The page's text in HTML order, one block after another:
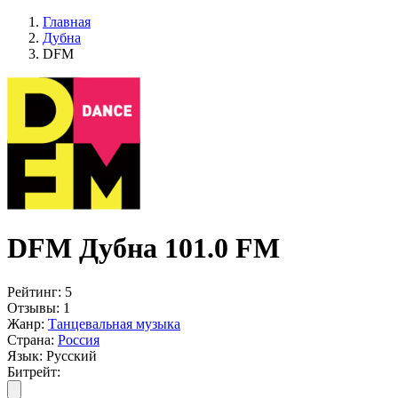
Главная
Дубна
DFM
DFM Дубна 101.0 FM
Рейтинг: 5
Отзывы: 1
Жанр: Танцевальная музыка
Страна: Россия
Язык: Русский
Битрейт: